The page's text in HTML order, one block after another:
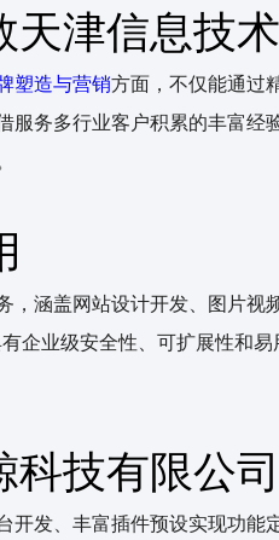
津信息技术
塑造与营销方面，不仅能通过
服务多行业客户积累的丰富经
，涵盖网站设计开发、图片
企业级安全性、可扩展性和
技有限公司
开发、丰富插件预设实现功